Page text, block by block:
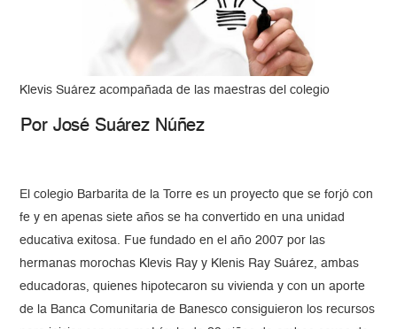
Klevis Suárez acompañada de las maestras del colegio
Por José Suárez Núñez
El colegio Barbarita de la Torre es un proyecto que se forjó con
fe y en apenas siete años se ha convertido en una unidad
educativa exitosa. Fue fundado en el año 2007 por las
hermanas morochas Klevis Ray y Klenis Ray Suárez, ambas
educadoras, quienes hipotecaron su vivienda y con un aporte
de la Banca Comunitaria de Banesco consiguieron los recursos